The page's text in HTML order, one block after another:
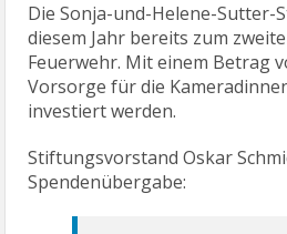
Die Sonja-und-Helene-
diesem Jahr bereits zum
Feuerwehr. Mit einem Betrag
Vorsorge für die
investiert werden.
Stiftungsvorstand Oskar
Spendenübergabe: